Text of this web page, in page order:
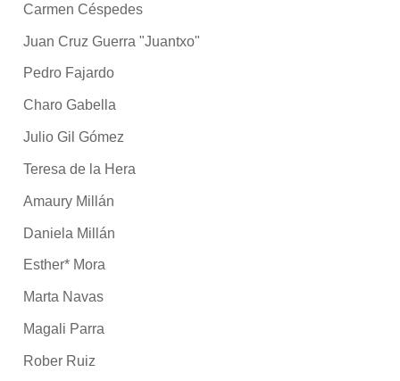
Carmen Céspedes
Juan Cruz Guerra "Juantxo"
Pedro Fajardo
Charo Gabella
Julio Gil Gómez
Teresa de la Hera
Amaury Millán
Daniela Millán
Esther* Mora
Marta Navas
Magali Parra
Rober Ruiz